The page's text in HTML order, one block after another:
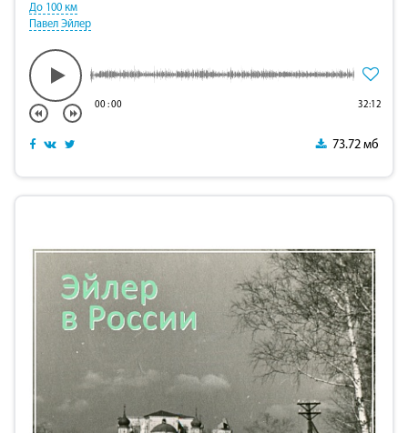
До 100 км
Павел Эйлер
00:00 32:12
73.72 мб